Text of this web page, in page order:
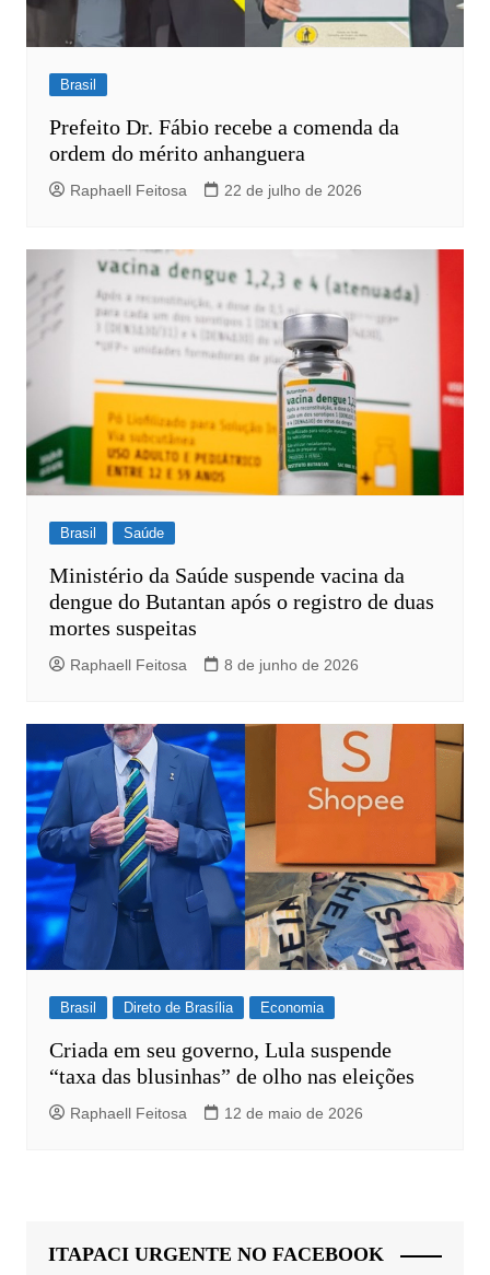
Brasil
Prefeito Dr. Fábio recebe a comenda da
ordem do mérito anhanguera
Raphaell Feitosa 22 de julho de 2026
Brasil Saúde
Ministério da Saúde suspende vacina da
dengue do Butantan após o registro de duas
mortes suspeitas
Raphaell Feitosa 8 de junho de 2026
Brasil Direto de Brasília Economia
Criada em seu governo, Lula suspende
“taxa das blusinhas” de olho nas eleições
Raphaell Feitosa 12 de maio de 2026
ITAPACI URGENTE NO FACEBOOK